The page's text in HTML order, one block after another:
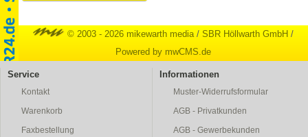
© 2003 - 2026 mikewarth media / SBR Höllwarth GmbH /
Powered by mwCMS.de
Service
Kontakt
Warenkorb
Faxbestellung
Informationen
Muster-Widerrufsformular
AGB - Privatkunden
AGB - Gewerbekunden